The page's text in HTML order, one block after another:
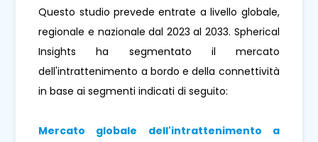
Questo studio prevede entrate a livello globale,
regionale e nazionale dal 2023 al 2033. Spherical
Insights ha segmentato il mercato
dell'intrattenimento a bordo e della connettività
in base ai segmenti indicati di seguito:
Mercato globale dell'intrattenimento a